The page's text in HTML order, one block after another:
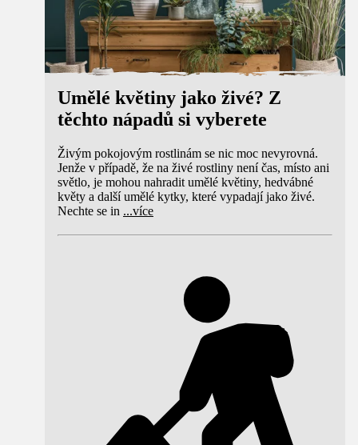
Umělé květiny jako živé? Z
těchto nápadů si vyberete
Živým pokojovým rostlinám se nic moc nevyrovná.
Jenže v případě, že na živé rostliny není čas, místo ani
světlo, je mohou nahradit umělé květiny, hedvábné
květy a další umělé kytky, které vypadají jako živé.
Nechte se in ...více